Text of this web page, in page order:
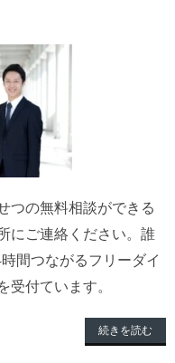
つの無料相談ができる
にご連絡ください。誰
間つながるフリーダイ
受付ています。
続きを読む